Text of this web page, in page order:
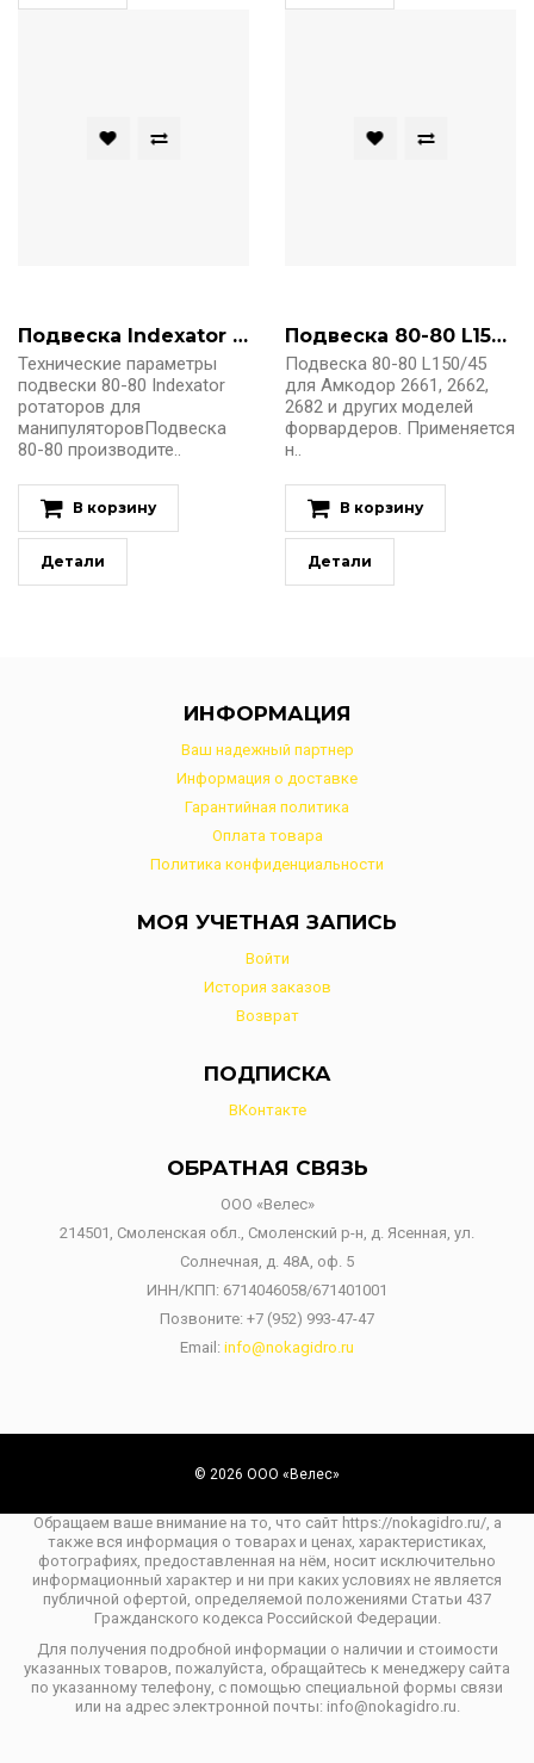
Подвеска Indexator 80-80
Технические параметры
подвески 80-80 Indexator
ротаторов для
манипуляторовПодвеска
80-80 производите..
В корзину
Детали
Подвеска 80-80 L150/45 с осями
Подвеска 80-80 L150/45
для Амкодор 2661, 2662,
2682 и других моделей
форвардеров. Применяется
н..
В корзину
Детали
ИНФОРМАЦИЯ
Ваш надежный партнер
Информация о доставке
Гарантийная политика
Оплата товара
Политика конфиденциальности
МОЯ УЧЕТНАЯ ЗАПИСЬ
Войти
История заказов
Возврат
ПОДПИСКА
ВКонтакте
ОБРАТНАЯ СВЯЗЬ
ООО «Велес»
214501, Смоленская обл., Смоленский р-н, д. Ясенная, ул.
Солнечная, д. 48А, оф. 5
ИНН/КПП: 6714046058/671401001
Позвоните: +7 (952) 993-47-47
Email: info@nokagidro.ru
© 2026 ООО «Велес»
Обращаем ваше внимание на то, что сайт https://nokagidro.ru/, а
также вся информация о товарах и ценах, характеристиках,
фотографиях, предоставленная на нём, носит исключительно
информационный характер и ни при каких условиях не является
публичной офертой, определяемой положениями Статьи 437
Гражданского кодекса Российской Федерации.
Для получения подробной информации о наличии и стоимости
указанных товаров, пожалуйста, обращайтесь к менеджеру сайта
по указанному телефону, с помощью специальной формы связи
или на адрес электронной почты: info@nokagidro.ru.